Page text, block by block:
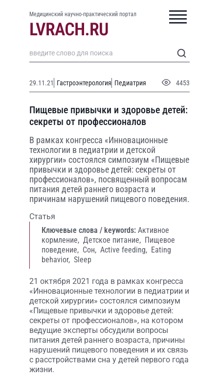
Медицинский научно-практический портал
29.11.21 Гастроэнтерология Педиатрия 4453
Пищевые привычки и здоровье детей:
секреты от профессионалов
В рамках конгресса «Инновационные
технологии в педиатрии и детской
хирургии» состоялся симпозиум «Пищевые
привычки и здоровье детей: секреты от
профессионалов», посвященный вопросам
питания детей раннего возраста и
причинам нарушений пищевого поведения.
Статья
Ключевые слова / keywords: Активное
кормление, Детское питание, Пищевое
поведение, Сон, Active feeding, Eating
behavior, Sleep
21 октября 2021 года в рамках конгресса
«Инновационные технологии в педиатрии и
детской хирургии» состоялся симпозиум
«Пищевые привычки и здоровье детей:
секреты от профессионалов», на котором
ведущие эксперты обсудили вопросы
питания детей раннего возраста, причины
нарушений пищевого поведения и их связь
с расстройствами сна у детей первого года
жизни.